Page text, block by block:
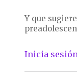
Y que
Inicia